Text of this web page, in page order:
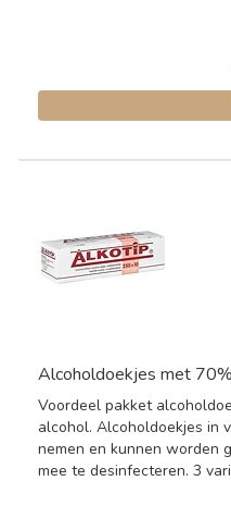
Alcoholdoekjes met
Voordeel pakket
alcohol. Alcoholdoekjes in
nemen en kunnen worden
mee te desinfecteren. 3